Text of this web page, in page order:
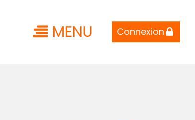
MENU Connexion